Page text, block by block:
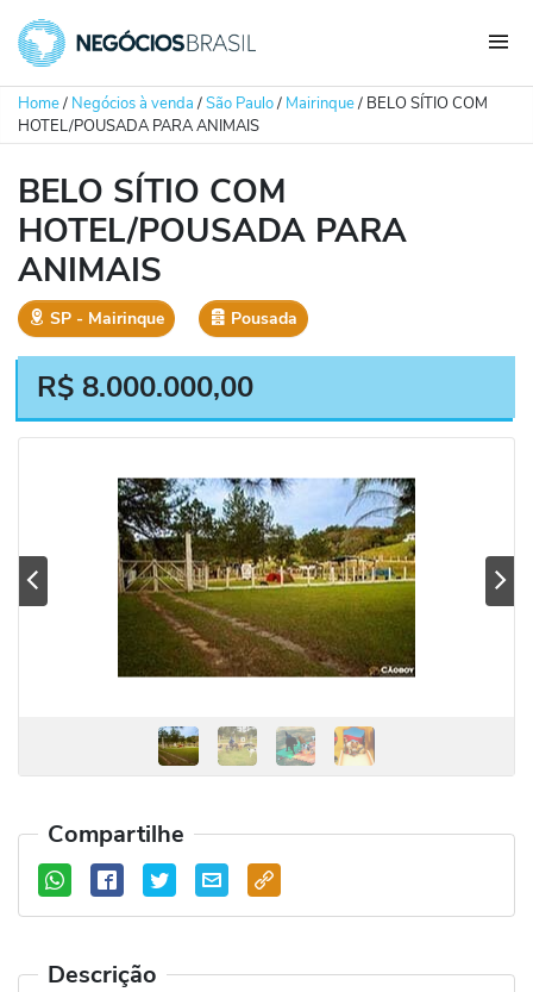
Home/ Negócios à venda/São Paulo/ Mairinque/ BELO SÍTIO COM
HOTEL/POUSADA PARA ANIMAIS
BELO SÍTIO COM
HOTEL/POUSADA PARA
ANIMAIS
SP ‐ Mairinque Pousada
R$ 8.000.000,00
Compartilhe
Descrição